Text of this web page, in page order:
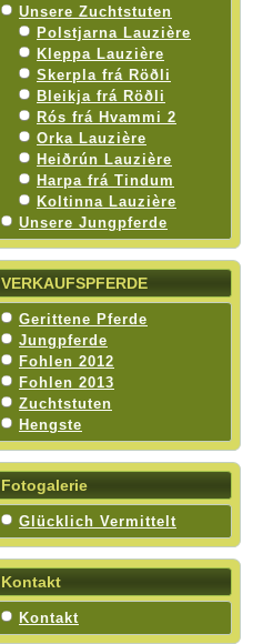
Unsere Zuchtstuten
Polstjarna Lauzière
Kleppa Lauzière
Skerpla frá Röðli
Bleikja frá Röðli
Rós frá Hvammi 2
Orka Lauzière
Heiðrún Lauzière
Harpa frá Tindum
Koltinna Lauzière
Unsere Jungpferde
VERKAUFSPFERDE
Gerittene Pferde
Jungpferde
Fohlen 2012
Fohlen 2013
Zuchtstuten
Hengste
Fotogalerie
Glücklich Vermittelt
Kontakt
Kontakt